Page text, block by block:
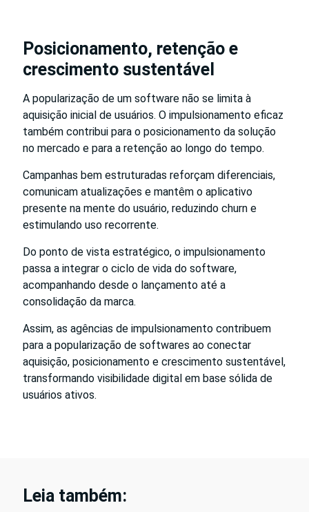
Posicionamento, retenção e
crescimento sustentável
A popularização de um software não se limita à
aquisição inicial de usuários. O impulsionamento eficaz
também contribui para o posicionamento da solução
no mercado e para a retenção ao longo do tempo.
Campanhas bem estruturadas reforçam diferenciais,
comunicam atualizações e mantêm o aplicativo
presente na mente do usuário, reduzindo churn e
estimulando uso recorrente.
Do ponto de vista estratégico, o impulsionamento
passa a integrar o ciclo de vida do software,
acompanhando desde o lançamento até a
consolidação da marca.
Assim, as agências de impulsionamento contribuem
para a popularização de softwares ao conectar
aquisição, posicionamento e crescimento sustentável,
transformando visibilidade digital em base sólida de
usuários ativos.
Leia também: